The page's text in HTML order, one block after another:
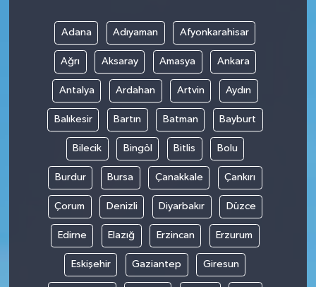
Adana Adıyaman Afyonkarahisar
Ağrı Aksaray Amasya Ankara
Antalya Ardahan Artvin Aydın
Balıkesir Bartın Batman Bayburt
Bilecik Bingöl Bitlis Bolu
Burdur Bursa Çanakkale Çankırı
Çorum Denizli Diyarbakır Düzce
Edirne Elazığ Erzincan Erzurum
Eskişehir Gaziantep Giresun